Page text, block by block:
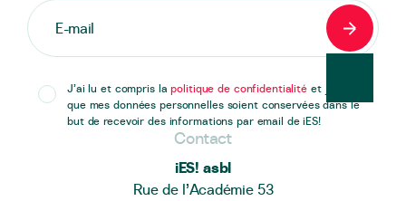
J’ai lu et compris lapolitique de confidentialité et j’accepte
que mes données personnelles soient conservées dans le
but de recevoir des informations par email de iES!
Contact
iES! asbl
Rue de l’Académie 53